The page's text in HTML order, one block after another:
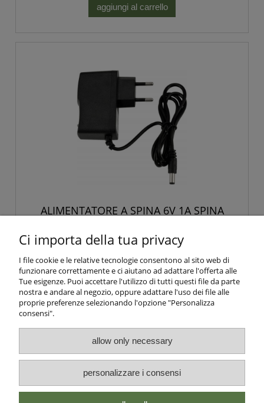
aggiungi al carrello
ALIMENTATORE A SPINA 6V 1A SPINA
20,00 €
aggiungi al carrello
Info e Condizioni
Altre Informazioni
Ci importa della tua privacy
I file cookie e le relative tecnologie consentono al sito web di
funzionare correttamente e ci aiutano ad adattare l'offerta alle
Tue esigenze. Puoi accettare l'utilizzo di tutti questi file da parte
nostra e andare al negozio, oppure adattare l'uso dei file alle
proprie preferenze selezionando l'opzione "Personalizza
consensi".
allow only necessary
personalizzare i consensi